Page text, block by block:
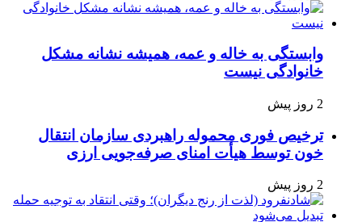
وابستگی به خاله و عمه، همیشه نشانه مشکل
خانوادگی نیست
2 روز پیش
ترخیص فوری محموله راهبردی سازمان انتقال
خون توسط هیأت امنای صرفه‌جویی ارزی
2 روز پیش